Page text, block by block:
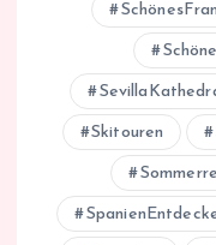
Skitouren